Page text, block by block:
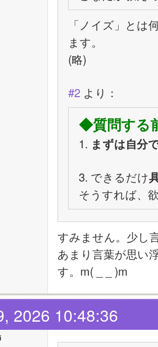
「ノイズ」と
ます。
(略)
#2 より：
◆質問する
1. まずは自分
3. できるだけ
そうすれば、
すみません。少し
あまり言葉が思い
す。m( _ _ )m
2026 10:48:36